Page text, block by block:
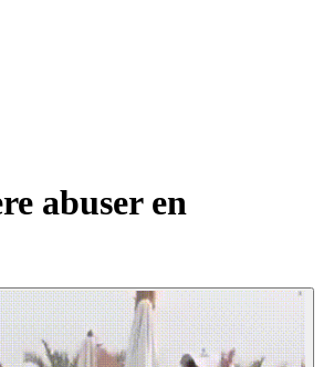
abuser en